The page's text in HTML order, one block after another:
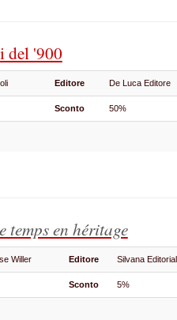
del '900
Editore De Luca Editore
Sconto 50%
temps en héritage
Willer Editore Silvana
Sconto 5%